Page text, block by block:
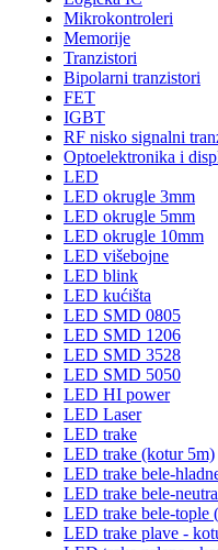
Mikrokontroleri
Memorije
Tranzistori
Bipolarni tranzistori
FET
IGBT
RF nisko signalni
Optoelektronika i
LED
LED okrugle 3mm
LED okrugle 5mm
LED okrugle 10mm
LED višebojne
LED blink
LED kućišta
LED SMD 0805
LED SMD 1206
LED SMD 3528
LED SMD 5050
LED HI power
LED Laser
LED trake
LED trake (kotur 5m)
LED trake bele-
LED trake bele-
LED trake bele-tople
LED trake plave -